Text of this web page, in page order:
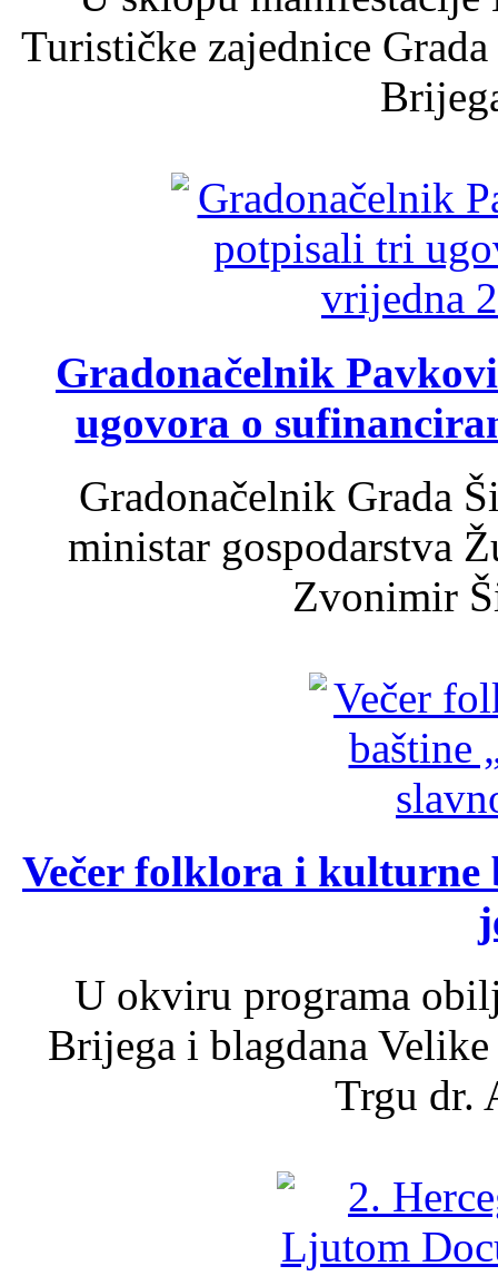
Turističke zajednice
Gradonačelnik
ugovora o
Gradonačelnik Grada
ministar gospodarstva
Zvonimir
Večer folklora i kulturne
U okviru programa
Brijega i blagdana
Trgu dr.